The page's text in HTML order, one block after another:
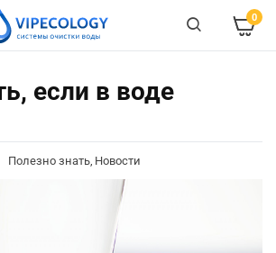
0
если в воде
Полезно знать, Новости